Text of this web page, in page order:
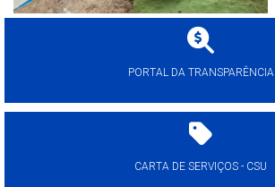
PORTAL DA TRANSPARÊNCIA
CARTA DE SERVIÇOS - CSU